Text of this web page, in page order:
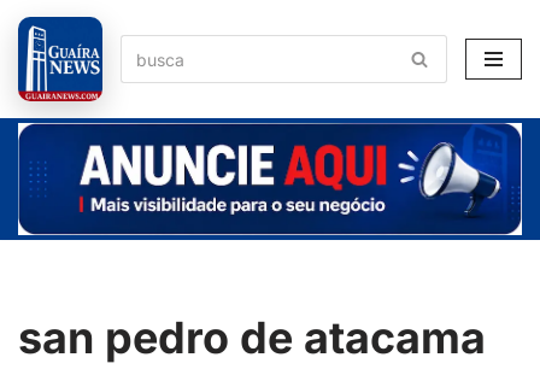
Pular
para
o
conteúdo
san pedro de atacama